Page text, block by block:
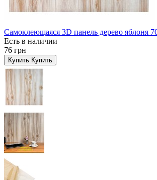
Самоклеющаяся 3D панель дерево яблоня
Есть в наличии
76 грн
Купить Купить